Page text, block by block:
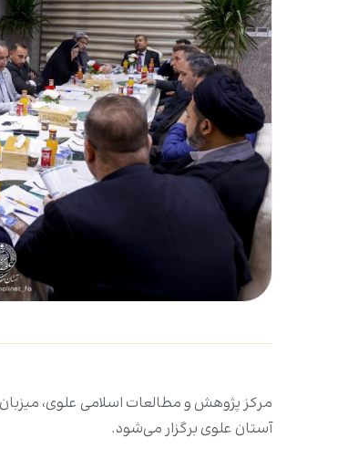
مرکز پژوهش و مطالعات اسلامی علوی،
آستان علوی برگزار می‌شود.